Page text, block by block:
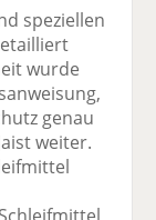
speziellen
wurde
genau
weiter.